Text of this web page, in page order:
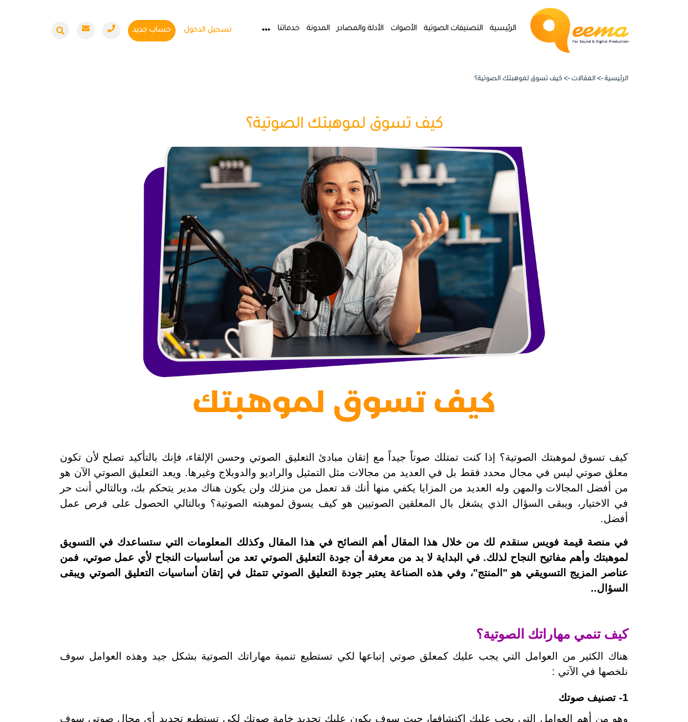
الرئيسية التصنيفات الصوتية الأصوات الأدلة والمصادر المدونة خدماتنا تسجيل الدخول حساب جديد
الرئيسية -> المقالات -> كيف تسوق لموهبتك الصوتية؟
كيف تسوق لموهبتك الصوتية؟
كيف تسوق لموهبتك الصوتية؟ إذا كنت تمتلك صوتاً جيداً مع إتقان مبادئ التعليق الصوتي وحسن الإلقاء، فإنك بالتأكيد تصلح لأن تكون
معلق صوتي ليس في مجال محدد فقط بل في العديد من مجالات مثل التمثيل والراديو والدوبلاج وغيرها. ويعد التعليق الصوتي الآن هو
من أفضل المجالات والمهن وله العديد من المزايا يكفي منها أنك قد تعمل من منزلك ولن يكون هناك مدير يتحكم بك، وبالتالي أنت حر
في الاختيار، ويبقى السؤال الذي يشغل بال المعلقين الصوتيين هو كيف يسوق لموهبته الصوتية؟ وبالتالي الحصول على فرص عمل
أفضل.
في منصة قيمة فويس سنقدم لك من خلال هذا المقال أهم النصائح في هذا المقال وكذلك المعلومات التي ستساعدك في التسويق
لموهبتك وأهم مفاتيح النجاح لذلك. في البداية لا بد من معرفة أن جودة التعليق الصوتي تعد من أساسيات النجاح لأي عمل صوتي، فمن
عناصر المزيج التسويقي هو "المنتج"، وفي هذه الصناعة يعتبر جودة التعليق الصوتي تتمثل في إتقان أساسيات التعليق الصوتي ويبقى
السؤال..
كيف تنمي مهاراتك الصوتية؟
هناك الكثير من العوامل التي يجب عليك كمعلق صوتي إتباعها لكي تستطيع تنمية مهاراتك الصوتية بشكل جيد وهذه العوامل سوف
نلخصها في الآتي :
1- تصنيف صوتك
وهو من أهم العوامل التي يجب عليك اكتشافها، حيث سوف يكون عليك تحديد خامة صوتك لكي تستطيع تحديد أي مجال صوتي سوف